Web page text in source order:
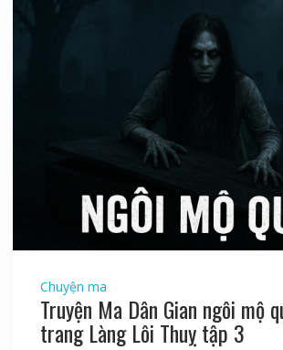
Chuyện ma
Truyện Ma Dân Gian ngôi mộ
trang Làng Lôi Thuỵ tập 3